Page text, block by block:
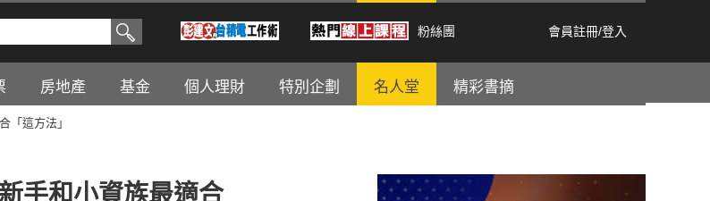
粉絲團 會員註冊/登入
房地產 基金 個人理財 特別企劃 名人堂 精彩書摘
「這方法」
手和小資族最適合